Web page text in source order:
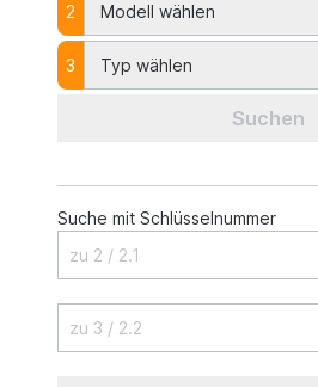
2
3
Suchen
Suche mit Schlüsselnummer